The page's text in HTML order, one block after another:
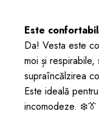
Este
Da! Vesta este
moi și
supraîncălzirea
Este ideală
incomodeze. ❄️👔